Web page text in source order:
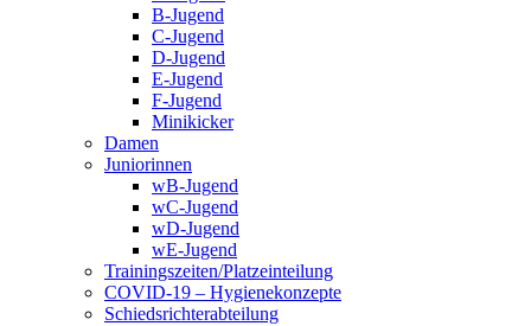
B-Jugend
C-Jugend
D-Jugend
E-Jugend
F-Jugend
Minikicker
Damen
Juniorinnen
wB-Jugend
wC-Jugend
wD-Jugend
wE-Jugend
Trainingszeiten/Platzeinteilung
COVID-19 – Hygienekonzepte
Schiedsrichterabteilung